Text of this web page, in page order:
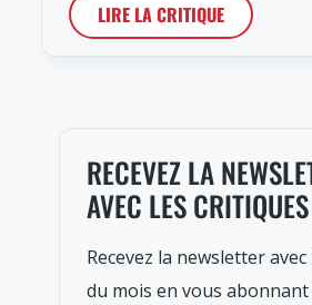
LIRE LA CRITIQUE
RECEVEZ LA
AVEC LES
Recevez la newsletter
du mois en vous abonnant